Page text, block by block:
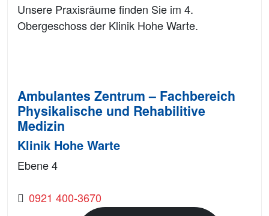
Unsere Praxisräume finden Sie im 4.
Obergeschoss der Klinik Hohe Warte.
Ambulantes Zentrum – Fachbereich
Physikalische und Rehabilitive
Medizin
Klinik Hohe Warte
Ebene 4
0921 400-3670